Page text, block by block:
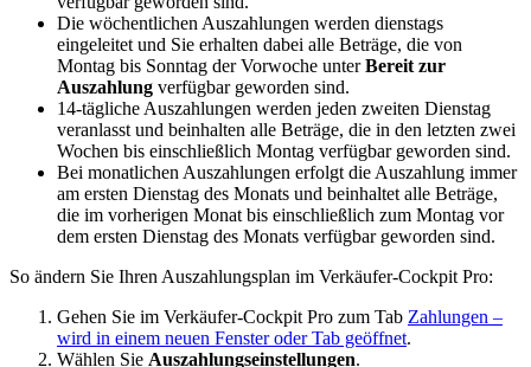
Die wöchentlichen Auszahlungen werden dienstags
eingeleitet und Sie erhalten dabei alle Beträge, die von
Montag bis Sonntag der Vorwoche unterBereit zur
Auszahlung verfügbar geworden sind.
14-tägliche Auszahlungen werden jeden zweiten Dienstag
veranlasst und beinhalten alle Beträge, die in den letzten zwei
Wochen bis einschließlich Montag verfügbar geworden sind.
Bei monatlichen Auszahlungen erfolgt die Auszahlung immer
am ersten Dienstag des Monats und beinhaltet alle Beträge,
die im vorherigen Monat bis einschließlich zum Montag vor
dem ersten Dienstag des Monats verfügbar geworden sind.
So ändern Sie Ihren Auszahlungsplan im Verkäufer-Cockpit Pro:
Gehen Sie im Verkäufer-Cockpit Pro zum Tab Zahlungen –
wird in einem neuen Fenster oder Tab geöffnet.
Wählen Sie Auszahlungseinstellungen.